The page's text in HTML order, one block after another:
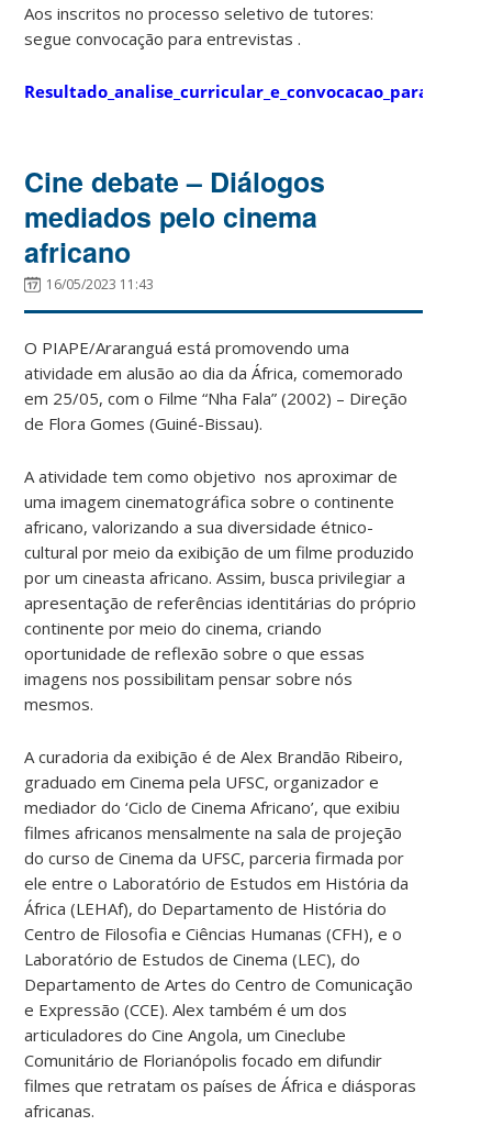
Aos inscritos no processo seletivo de tutores:
segue convocação para entrevistas .
Cine debate – Diálogos
mediados pelo cinema
africano
16/05/2023 11:43
O PIAPE/Araranguá está promovendo uma
atividade em alusão ao dia da África, comemorado
em 25/05, com o Filme “Nha Fala” (2002) – Direção
de Flora Gomes (Guiné-Bissau).
A atividade tem como objetivo nos aproximar de
uma imagem cinematográfica sobre o continente
africano, valorizando a sua diversidade étnico-
cultural por meio da exibição de um filme produzido
por um cineasta africano. Assim, busca privilegiar a
apresentação de referências identitárias do próprio
continente por meio do cinema, criando
oportunidade de reflexão sobre o que essas
imagens nos possibilitam pensar sobre nós
mesmos.
A curadoria da exibição é de Alex Brandão Ribeiro,
graduado em Cinema pela UFSC, organizador e
mediador do ‘Ciclo de Cinema Africano’, que exibiu
filmes africanos mensalmente na sala de projeção
do curso de Cinema da UFSC, parceria firmada por
ele entre o Laboratório de Estudos em História da
África (LEHAf), do Departamento de História do
Centro de Filosofia e Ciências Humanas (CFH), e o
Laboratório de Estudos de Cinema (LEC), do
Departamento de Artes do Centro de Comunicação
e Expressão (CCE). Alex também é um dos
articuladores do Cine Angola, um Cineclube
Comunitário de Florianópolis focado em difundir
filmes que retratam os países de África e diásporas
africanas.